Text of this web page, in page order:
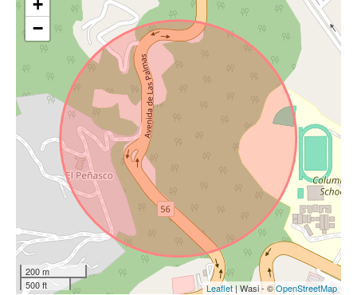
+
−
200 m
500 ft
Leaflet | Wasi - ©OpenStreetMap